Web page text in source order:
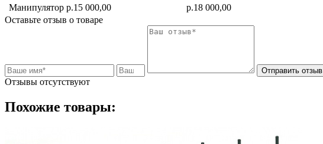
Манипулятор р.15 000,00 р.18 000,00
Оставьте отзыв о товаре
Отправить отзыв
Отзывы отсутствуют
Похожие товары: